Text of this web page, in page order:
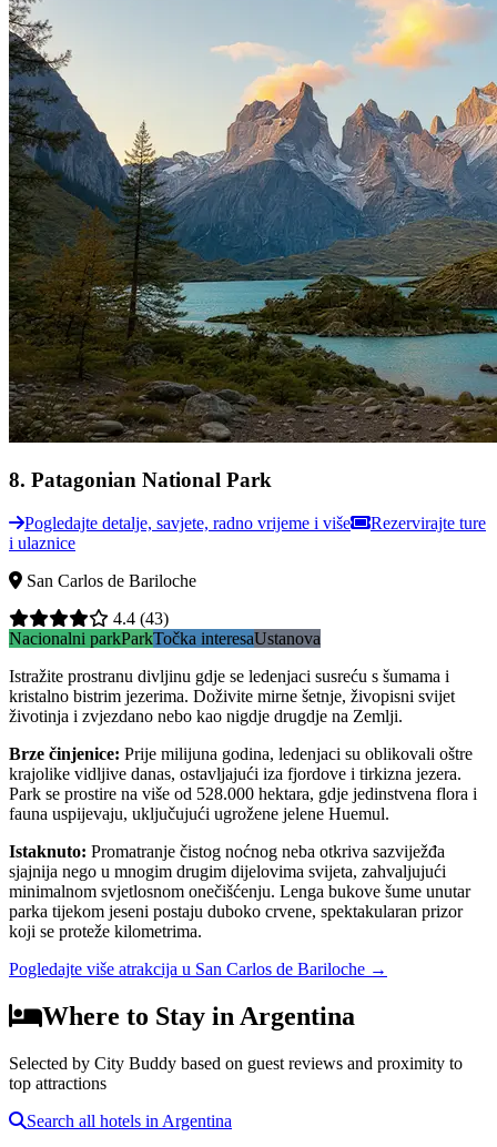
8. Patagonian National Park
Pogledajte detalje, savjete, radno vrijeme i više
Rezervirajte ture
i ulaznice
San Carlos de Bariloche
4.4 (43)
Nacionalni parkParkTočka interesaUstanova
Istražite prostranu divljinu gdje se ledenjaci susreću s šumama i
kristalno bistrim jezerima. Doživite mirne šetnje, živopisni svijet
životinja i zvjezdano nebo kao nigdje drugdje na Zemlji.
Brze činjenice: Prije milijuna godina, ledenjaci su oblikovali oštre
krajolike vidljive danas, ostavljajući iza fjordove i tirkizna jezera.
Park se prostire na više od 528.000 hektara, gdje jedinstvena flora i
fauna uspijevaju, uključujući ugrožene jelene Huemul.
Istaknuto: Promatranje čistog noćnog neba otkriva sazviježđa
sjajnija nego u mnogim drugim dijelovima svijeta, zahvaljujući
minimalnom svjetlosnom onečišćenju. Lenga bukove šume unutar
parka tijekom jeseni postaju duboko crvene, spektakularan prizor
koji se proteže kilometrima.
Pogledajte više atrakcija u San Carlos de Bariloche →
Where to Stay in Argentina
Selected by City Buddy based on guest reviews and proximity to
top attractions
Search all hotels in Argentina